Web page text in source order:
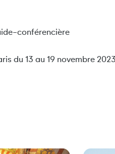
conférencière
du 13 au 19 novembre 2023